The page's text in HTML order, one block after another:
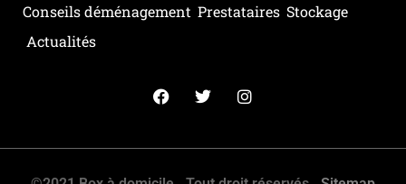
Conseils déménagement Prestataires Stockage
Actualités